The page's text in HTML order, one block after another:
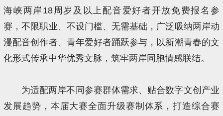
海峡两岸18周岁及以上配音爱好者开放免费报名参
赛，不限职业、不设门槛、无需基础，广泛吸纳两岸动
漫配音创作者、青年爱好者踊跃参与，以新潮青春的文
化形式传承中华优秀文脉，筑牢两岸同胞情感联结。
为适配两岸不同参赛群体需求、贴合数字文创产业
发展趋势，本届大赛全面升级赛制体系，打造综合赛